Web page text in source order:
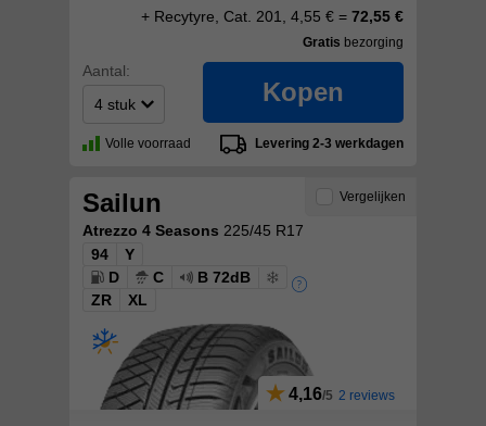
+ Recytyre, Cat. 201, 4,55 € = 72,55 €
Gratis bezorging
Aantal:
Kopen
Volle voorraad Levering 2-3 werkdagen
Sailun
Atrezzo 4 Seasons 225/45 R17
94
Y
D
C
B 72dB
ZR
XL
4,16 2 reviews
Vergelijken